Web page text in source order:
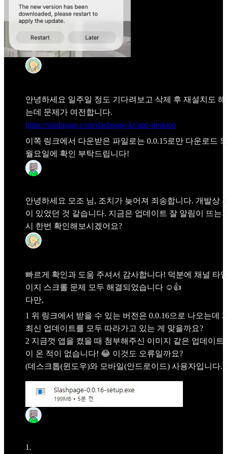
안녕하세요 일주일 정도 기다려보고 삭제 후 재설치도
는데 문제가 여전합니다.
https://slashpage.com/slashpage-kr/app-desktop
이쪽 링크에서 다운받은 파일로는 0.0.15로만 다운로드
월요일에 확인 부탁드립니다!
안녕하세요 모조 님, 조치가 늦어져 죄송합니다. 개발상
이 있었던 것 같습니다. 지금은 업데이트 잘 알림이 뜨는
시 한번 확인해보시겠어요?
빠르게 확인과 도움 주셔서 감사합니다! 덕분에 채널 타
이지 스크롤 문제 모두 해결되었습니다 ☺👍
다만,
1 위 링크에서 받을 수 있는 버전은 0.0.16으로 나오는데
최신 업데이트를 모두 따라가고 있는 게 맞을까요?
2 지금껏 앱을 켰을 때 첨부해주신 이미지 같은 업데이트
이 온 적이 없습니다! 😂 이것도 오류일까요?
(데스크톱(윈도우)와 모바일(안드로이드) 사용자입니다.)
1 .